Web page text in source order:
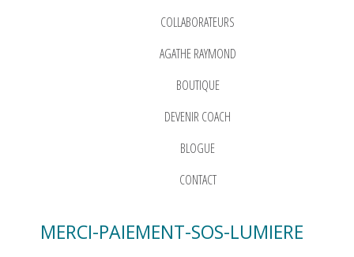
COLLABORATEURS
AGATHE RAYMOND
BOUTIQUE
DEVENIR COACH
BLOGUE
CONTACT
MERCI-PAIEMENT-SOS-LUMIERE